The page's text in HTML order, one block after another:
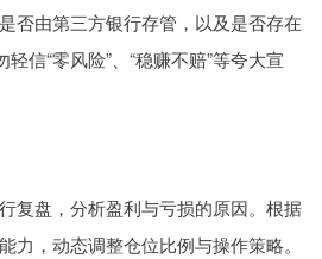
否由第三方银行存管，以及是否存在
信“零风险”、“稳赚不赔”等夸大宣
复盘，分析盈利与亏损的原因。根据
力，动态调整仓位比例与操作策略。